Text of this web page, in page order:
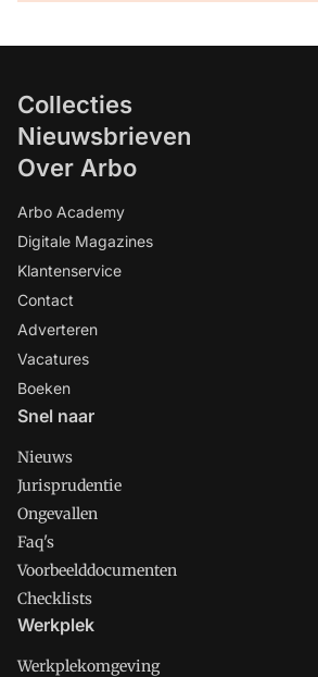
Collecties
Nieuwsbrieven
Over Arbo
Arbo Academy
Digitale Magazines
Klantenservice
Contact
Adverteren
Vacatures
Boeken
Snel naar
Nieuws
Jurisprudentie
Ongevallen
Faq's
Voorbeelddocumenten
Checklists
Werkplek
Werkplekomgeving